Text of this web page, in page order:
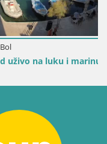
na luku i marinu